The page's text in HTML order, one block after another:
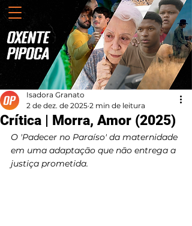
Crítica | Morra, Amor (2025)
Isadora Granato
2 de dez. de 2025 2 min de leitura
O 'Padecer no Paraíso' da maternidade
em uma adaptação que não entrega a
justiça prometida.